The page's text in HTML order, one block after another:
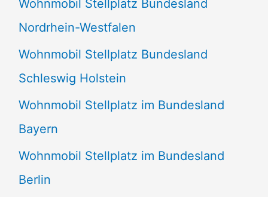
n
a
c
h
:
Wohnmobil Stellplatz Bundesland
Nordrhein-Westfalen
Wohnmobil Stellplatz Bundesland
Schleswig Holstein
Wohnmobil Stellplatz im Bundesland
Bayern
Wohnmobil Stellplatz im Bundesland
Berlin